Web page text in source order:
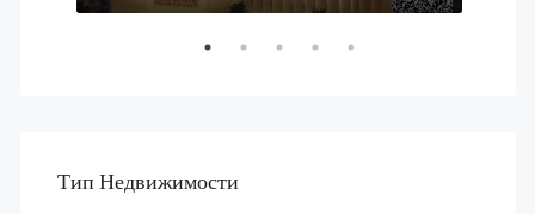
Тип Недвижимости